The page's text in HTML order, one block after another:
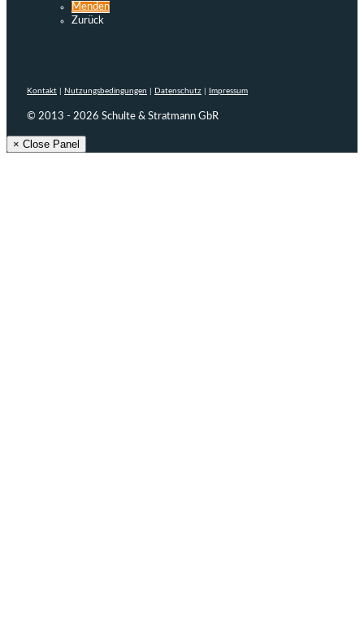
Menden
Zurück
Kontakt Nutzungsbedingungen Datenschutz Impressum
© 2013 - 2026 Schulte & Stratmann GbR
× Close Panel